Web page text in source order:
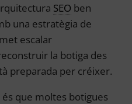
SEO ben
una estratègia de
escalar
la botiga des
preparada per créixer.
que moltes botigues